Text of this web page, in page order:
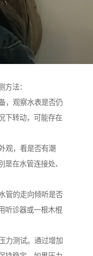
方法：
，观察水表是否仍
下转动，可能存在
观，看是否有潮
在水管连接处、
管的走向倾听是否
听诊器或一根木棍
力测试。通过增加